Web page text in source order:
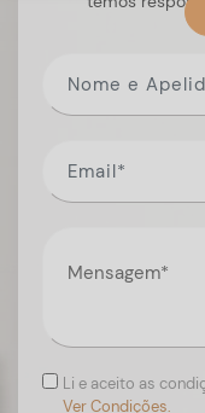
Li e aceito as
Ver Condições.